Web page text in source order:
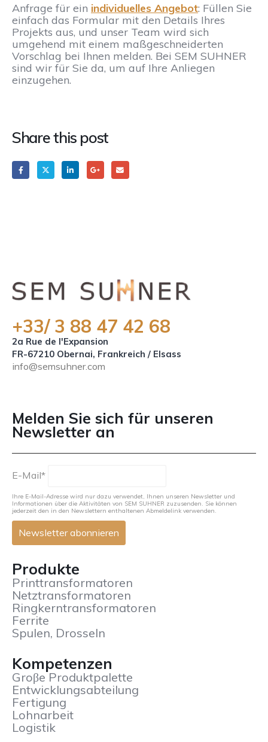
Anfrage für ein individuelles Angebot: Füllen Sie
einfach das Formular mit den Details Ihres
Projekts aus, und unser Team wird sich
umgehend mit einem maßgeschneiderten
Vorschlag bei Ihnen melden. Bei SEM SUHNER
sind wir für Sie da, um auf Ihre Anliegen
einzugehen.
Share this post
+33/ 3 88 47 42 68
2a Rue de l'Expansion
FR-67210 Obernai, Frankreich / Elsass
info@semsuhner.com
Melden Sie sich für unseren
Newsletter an
E-Mail*
Ihre E-Mail-Adresse wird nur dazu verwendet, Ihnen unseren Newsletter und
Informationen über die Aktivitäten von SEM SUHNER zuzusenden. Sie können
jederzeit den in den Newslettern enthaltenen Abmeldelink verwenden.
Produkte
Printtransformatoren
Netztransformatoren
Ringkerntransformatoren
Ferrite
Spulen, Drosseln
Kompetenzen
Groβe Produktpalette
Entwicklungsabteilung
Fertigung
Lohnarbeit
Logistik